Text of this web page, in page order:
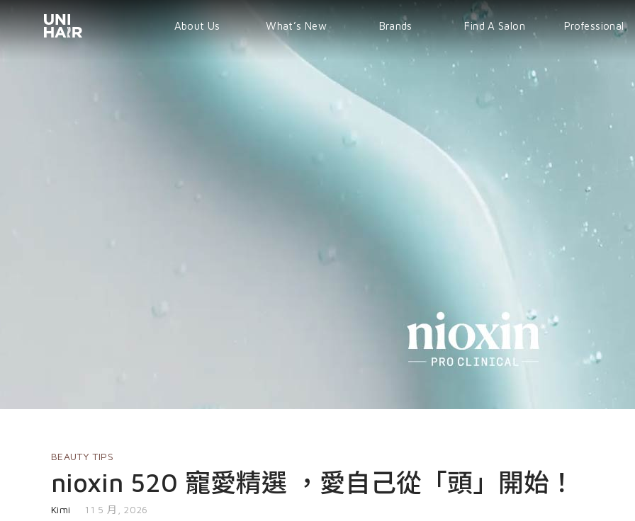
About Us What’s New
TREND
Brands
Sebastian
Find A Salon Professional
EVENT
BEAUTY TIPS
nioxin 520 寵愛精選 ，愛自己從「頭」開始！
Kimi 發表於
11 5 月, 2026